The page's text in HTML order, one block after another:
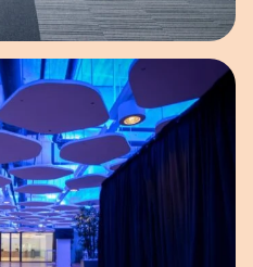
Open afbeelding in popup